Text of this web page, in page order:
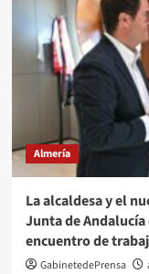
Almería
La alcaldesa y el
Junta de
encuentro de
GabinetedePrensa